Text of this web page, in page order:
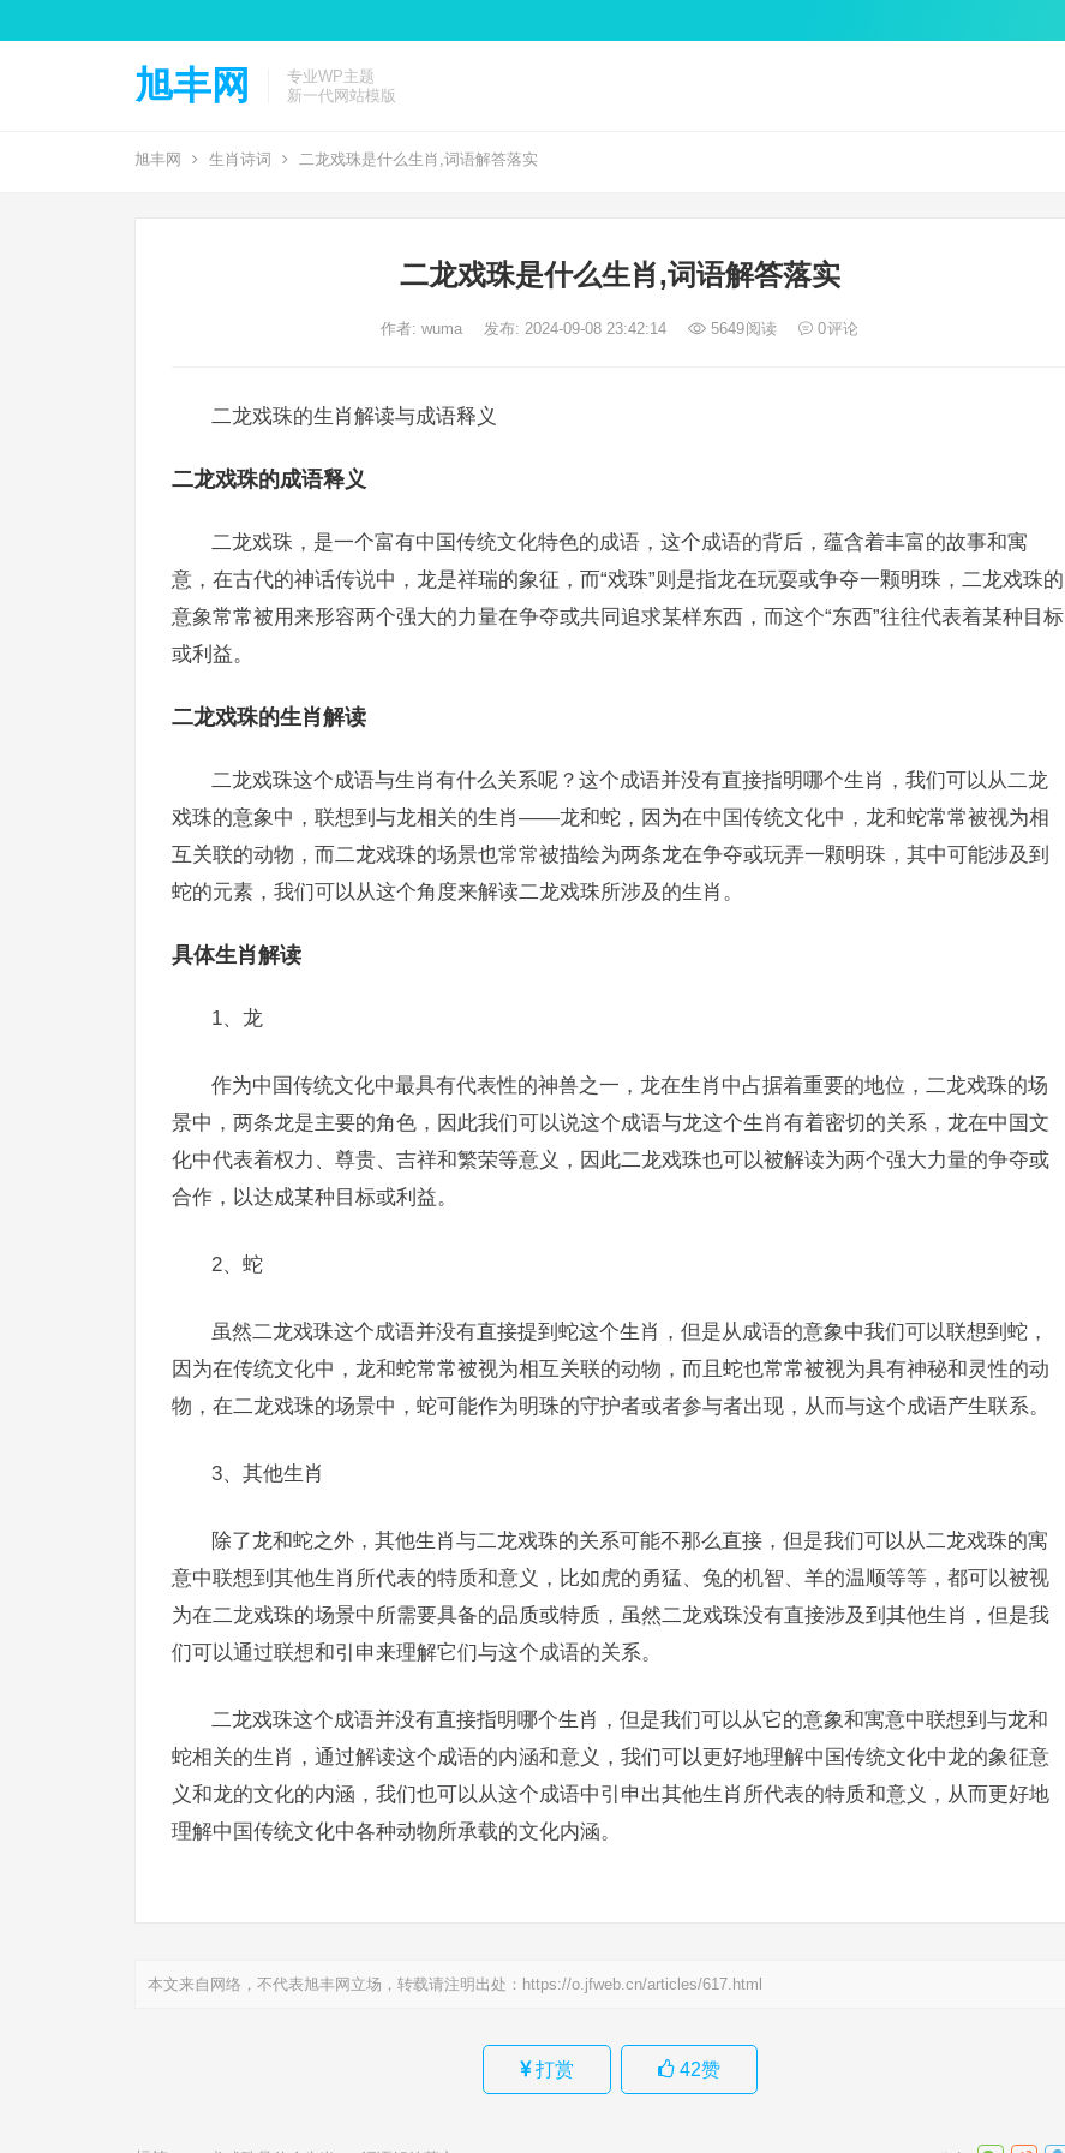
旭丰网
专业WP主题
新一代网站模版
旭丰网 生肖诗词 二龙戏珠是什么生肖,词语解答落实
二龙戏珠是什么生肖,词语解答落实
作者: wuma 发布: 2024-09-08 23:42:14 5649阅读 0评论
二龙戏珠的生肖解读与成语释义
二龙戏珠的成语释义
二龙戏珠，是一个富有中国传统文化特色的成语，这个成语的背后，蕴含着丰富的故事和寓
意，在古代的神话传说中，龙是祥瑞的象征，而“戏珠”则是指龙在玩耍或争夺一颗明珠，二龙戏珠的
意象常常被用来形容两个强大的力量在争夺或共同追求某样东西，而这个“东西”往往代表着某种目标
或利益。
二龙戏珠的生肖解读
二龙戏珠这个成语与生肖有什么关系呢？这个成语并没有直接指明哪个生肖，我们可以从二龙
戏珠的意象中，联想到与龙相关的生肖——龙和蛇，因为在中国传统文化中，龙和蛇常常被视为相
互关联的动物，而二龙戏珠的场景也常常被描绘为两条龙在争夺或玩弄一颗明珠，其中可能涉及到
蛇的元素，我们可以从这个角度来解读二龙戏珠所涉及的生肖。
具体生肖解读
1、龙
作为中国传统文化中最具有代表性的神兽之一，龙在生肖中占据着重要的地位，二龙戏珠的场
景中，两条龙是主要的角色，因此我们可以说这个成语与龙这个生肖有着密切的关系，龙在中国文
化中代表着权力、尊贵、吉祥和繁荣等意义，因此二龙戏珠也可以被解读为两个强大力量的争夺或
合作，以达成某种目标或利益。
2、蛇
虽然二龙戏珠这个成语并没有直接提到蛇这个生肖，但是从成语的意象中我们可以联想到蛇，
因为在传统文化中，龙和蛇常常被视为相互关联的动物，而且蛇也常常被视为具有神秘和灵性的动
物，在二龙戏珠的场景中，蛇可能作为明珠的守护者或者参与者出现，从而与这个成语产生联系。
3、其他生肖
除了龙和蛇之外，其他生肖与二龙戏珠的关系可能不那么直接，但是我们可以从二龙戏珠的寓
意中联想到其他生肖所代表的特质和意义，比如虎的勇猛、兔的机智、羊的温顺等等，都可以被视
为在二龙戏珠的场景中所需要具备的品质或特质，虽然二龙戏珠没有直接涉及到其他生肖，但是我
们可以通过联想和引申来理解它们与这个成语的关系。
二龙戏珠这个成语并没有直接指明哪个生肖，但是我们可以从它的意象和寓意中联想到与龙和
蛇相关的生肖，通过解读这个成语的内涵和意义，我们可以更好地理解中国传统文化中龙的象征意
义和龙的文化的内涵，我们也可以从这个成语中引申出其他生肖所代表的特质和意义，从而更好地
理解中国传统文化中各种动物所承载的文化内涵。
本文来自网络，不代表旭丰网立场，转载请注明出处： https://o.jfweb.cn/articles/617.html
打赏 42赞